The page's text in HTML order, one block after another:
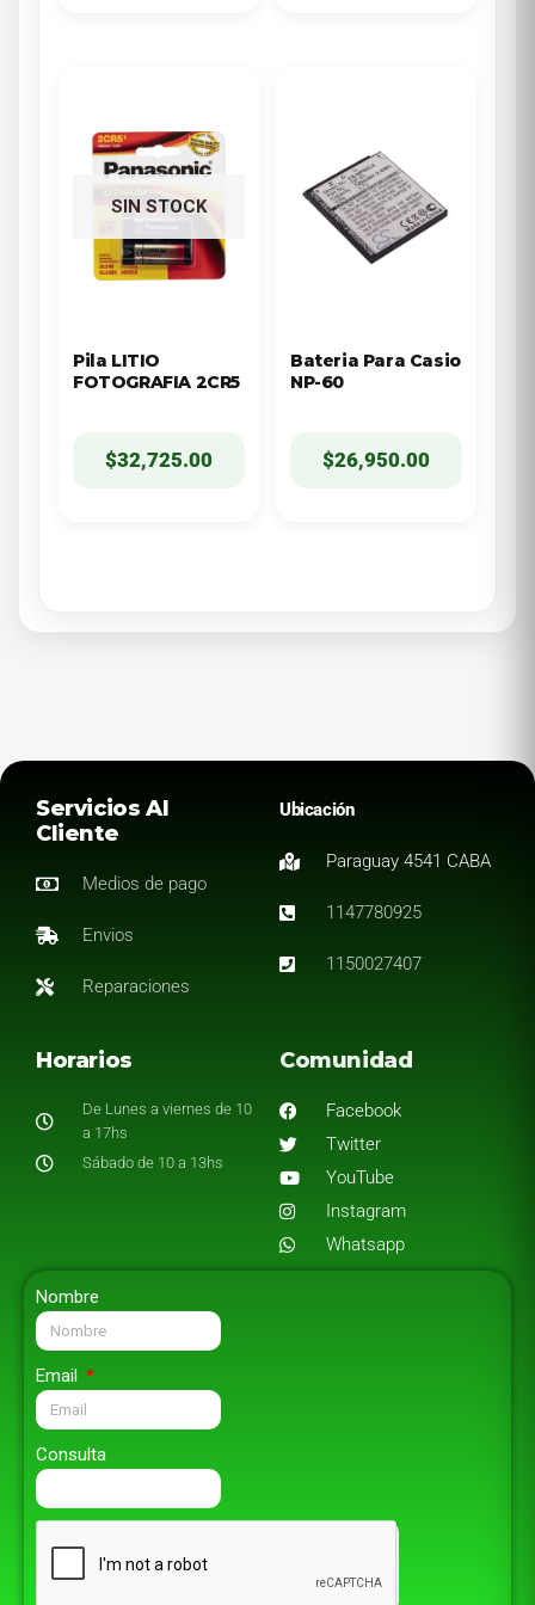
SIN STOCK
Pila LITIO
FOTOGRAFIA 2CR5
$32,725.00
Bateria Para Casio
NP-60
$26,950.00
Servicios Al
Cliente
Medios de pago
Envios
Reparaciones
Ubicación
Paraguay 4541 CABA
1147780925
1150027407
Horarios
De Lunes a viernes de 10
a 17hs
Sábado de 10 a 13hs
Comunidad
Facebook
Twitter
YouTube
Instagram
Whatsapp
Nombre
Email
Consulta